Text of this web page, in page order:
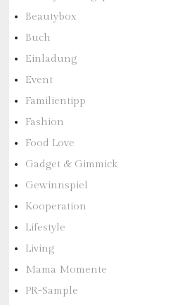
Beautybox
Buch
Einladung
Event
Familientipp
Fashion
Food Love
Gadget & Gimmick
Gewinnspiel
Kooperation
Lifestyle
Living
Mama Momente
PR-Sample